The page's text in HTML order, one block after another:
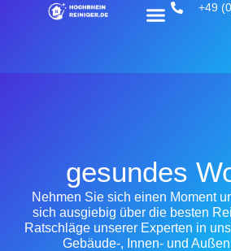
+49
gesundes
Nehmen Sie sich einen Moment
sich ausgiebig über die besten
Ratschläge unserer Experten in
Gebäude-, Innen- und